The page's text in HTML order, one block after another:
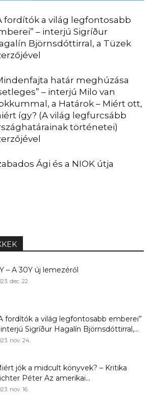
fordítók a világ legfontosabb
– interjú Sigríður
Björnsdóttirral, a Tüzek
határ meghúzása
– interjú Milo van
a Határok – Miért ott,
így? (A világ legfurcsább
történetei)
Ági és a NIOK útja
– A 30Y új lemezéről
dec. 22.
fordítók a világ legfontosabb emberei”
Sigríður Hagalín Björnsdóttirral,...
nov. 24.
jók a midcult könyvek? – Kritika
Péter Az amerikai...
nov. 16.